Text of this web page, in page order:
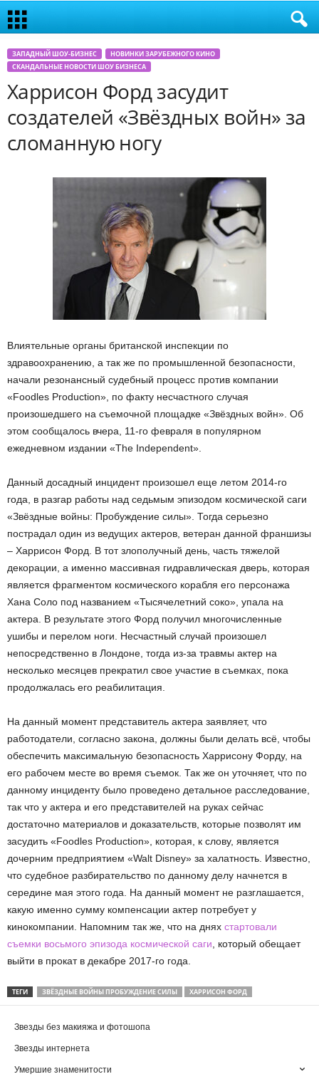
ЗАПАДНЫЙ ШОУ-БИЗНЕС
НОВИНКИ ЗАРУБЕЖНОГО КИНО
СКАНДАЛЬНЫЕ НОВОСТИ ШОУ БИЗНЕСА
Харрисон Форд засудит
создателей «Звёздных войн» за
сломанную ногу
Влиятельные органы британской инспекции по
здравоохранению, а так же по промышленной безопасности,
начали резонансный судебный процесс против компании
«Foodles Production», по факту несчастного случая
произошедшего на съемочной площадке «Звёздных войн». Об
этом сообщалось вчера, 11-го февраля в популярном
ежедневном издании «The Independent».
Данный досадный инцидент произошел еще летом 2014-го
года, в разгар работы над седьмым эпизодом космической саги
«Звёздные войны: Пробуждение силы». Тогда серьезно
пострадал один из ведущих актеров, ветеран данной франшизы
– Харрисон Форд. В тот злополучный день, часть тяжелой
декорации, а именно массивная гидравлическая дверь, которая
является фрагментом космического корабля его персонажа
Хана Соло под названием «Тысячелетний соко», упала на
актера. В результате этого Форд получил многочисленные
ушибы и перелом ноги. Несчастный случай произошел
непосредственно в Лондоне, тогда из-за травмы актер на
несколько месяцев прекратил свое участие в съемках, пока
продолжалась его реабилитация.
На данный момент представитель актера заявляет, что
работодатели, согласно закона, должны были делать всё, чтобы
обеспечить максимальную безопасность Харрисону Форду, на
его рабочем месте во время съемок. Так же он уточняет, что по
данному инциденту было проведено детальное расследование,
так что у актера и его представителей на руках сейчас
достаточно материалов и доказательств, которые позволят им
засудить «Foodles Production», которая, к слову, является
дочерним предприятием «Walt Disney» за халатность. Известно,
что судебное разбирательство по данному делу начнется в
середине мая этого года. На данный момент не разглашается,
какую именно сумму компенсации актер потребует у
кинокомпании. Напомним так же, что на днях стартовали
съемки восьмого эпизода космической саги , который обещает
выйти в прокат в декабре 2017-го года.
ТЕГИ ЗВЁЗДНЫЕ ВОЙНЫ ПРОБУЖДЕНИЕ СИЛЫ ХАРРИСОН ФОРД
Звезды без макияжа и фотошопа
Звезды интернета
Умершие знаменитости